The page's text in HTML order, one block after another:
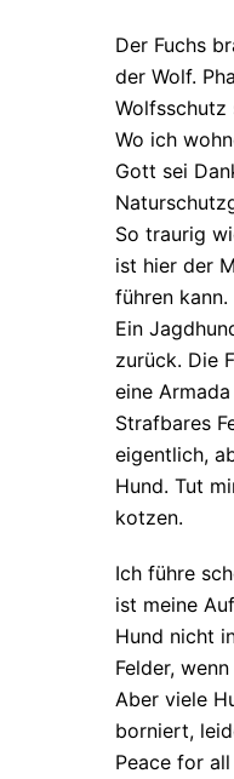
Der Fuchs
der Wolf.
Wolfsschutz
Wo ich
Gott sei
So traurig
ist hier der
führen kann.
Ein
zurück. Die
eine
Strafbares
eigentlich,
Hund. Tut
kotzen.
Ich führe
ist meine
Hund nicht
Felder,
Aber viele
borniert,
Peace for